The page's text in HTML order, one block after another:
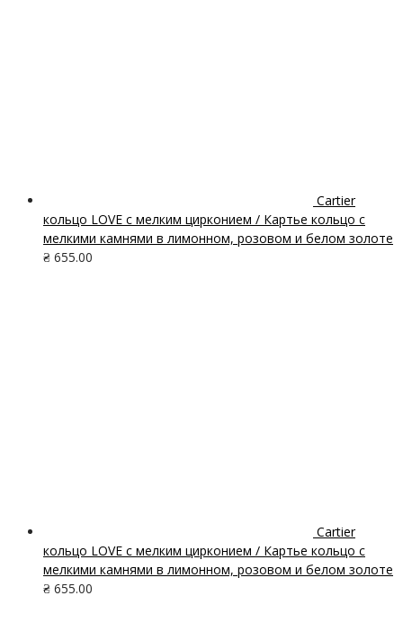
Cartier
кольцо LOVE с мелким цирконием / Картье кольцо с
мелкими камнями в лимонном, розовом и белом золоте
₴ 655.00
Cartier
кольцо LOVE с мелким цирконием / Картье кольцо с
мелкими камнями в лимонном, розовом и белом золоте
₴ 655.00